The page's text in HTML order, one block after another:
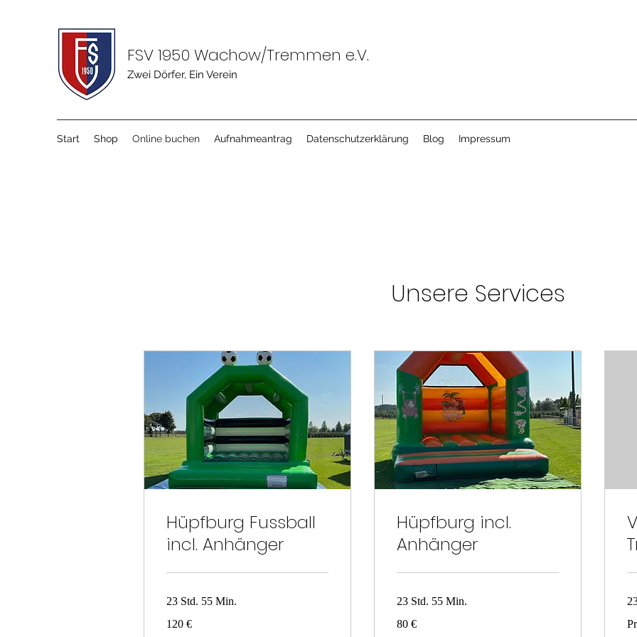
FSV 1950 Wachow/Tremmen e.V.
Zwei Dörfer, Ein Verein
Start Shop Online buchen Aufnahmeantrag Datenschutzerklärung Blog Impressum
Unsere Services
Hüpfburg Fussball
incl. Anhänger
23 Std. 55 Min.
Euro
120 €
Hüpfburg incl.
Anhänger
23 Std. 55 Min.
Euro
80 €
auf